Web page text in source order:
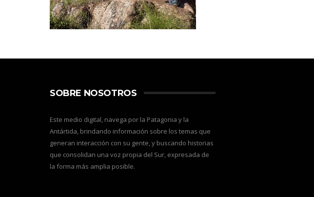
SOBRE NOSOTROS
Este medio digital, navega por la Patagonia y la
Antártida, brindando información sobre los temas que
generan interacción con su gente, y buscando historias
que consolidan una voz propia del Sur, expresada de
la forma más amplia posible.